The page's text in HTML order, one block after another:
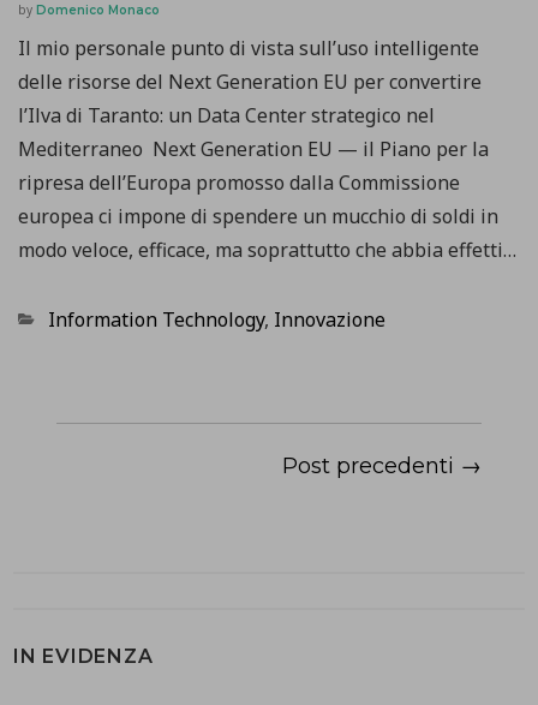
by Domenico Monaco
Il mio personale punto di vista sull’uso intelligente
delle risorse del Next Generation EU per convertire
l’Ilva di Taranto: un Data Center strategico nel
Mediterraneo Next Generation EU — il Piano per la
ripresa dell’Europa promosso dalla Commissione
europea ci impone di spendere un mucchio di soldi in
modo veloce, efficace, ma soprattutto che abbia effetti…
Categorie
Information Technology, Innovazione
Post precedenti →
IN EVIDENZA